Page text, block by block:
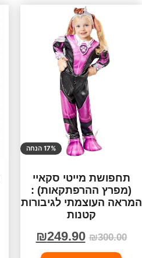
17% הנחה
תחפושת מייטי סקאיי
(מפרץ ההרפתקאות) :
המראה העוצמתי לגיבורות
קטנות
₪300.00
₪249.90